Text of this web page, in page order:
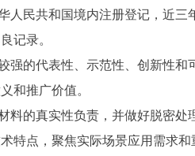
人民共和国境内注册登记，近
记录。
强的代表性、示范性、创新性
和推广价值。
料的真实性负责，并做好脱密
特点，聚焦实际场景应用需求和